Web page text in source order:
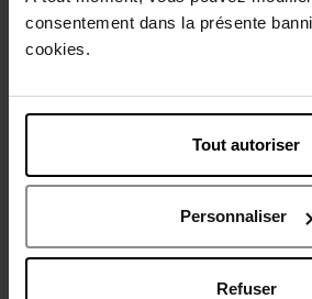
consentement dans la présente
cookies.
Tout autoriser
Personnaliser
Refuser
GUERLAIN
TERRACOTTA BLUSH